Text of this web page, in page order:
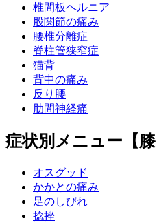
椎間板ヘルニア
股関節の痛み
腰椎分離症
脊柱管狭窄症
猫背
背中の痛み
反り腰
肋間神経痛
症状別メニュー【膝
オスグッド
かかとの痛み
足のしびれ
捻挫